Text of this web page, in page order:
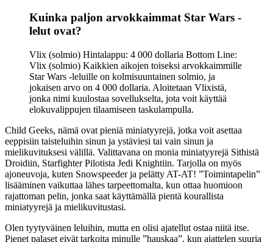
Kuinka paljon arvokkaimmat Star Wars -
lelut ovat?
Vlix (solmio) Hintalappu: 4 000 dollaria Bottom Line:
Vlix (solmio) Kaikkien aikojen toiseksi arvokkaimmille
Star Wars -leluille on kolmisuuntainen solmio, ja
jokaisen arvo on 4 000 dollaria. Aloitetaan Vlixistä,
jonka nimi kuulostaa sovellukselta, jota voit käyttää
elokuvalippujen tilaamiseen taskulampulla.
Child Geeks, nämä ovat pieniä miniatyyrejä, jotka voit asettaa
eeppisiin taisteluihin sinun ja ystäviesi tai vain sinun ja
mielikuvituksesi välillä. Valittavana on monia miniatyyrejä Sithistä
Droidiin, Starfighter Pilotista Jedi Knightiin. Tarjolla on myös
ajoneuvoja, kuten Snowspeeder ja pelätty AT-AT! ”Toimintapelin”
lisääminen vaikuttaa lähes tarpeettomalta, kun ottaa huomioon
rajattoman pelin, jonka saat käyttämällä pientä kourallista
miniatyyrejä ja mielikuvitustasi.
Olen tyytyväinen leluihin, mutta en olisi ajatellut ostaa niitä itse.
Pienet palaset eivät tarkoita minulle ”hauskaa”, kun ajattelen suuria